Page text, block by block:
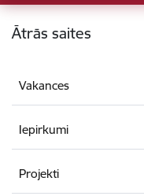
Kājene
Ātrās saites
Vakances
Iepirkumi
Projekti